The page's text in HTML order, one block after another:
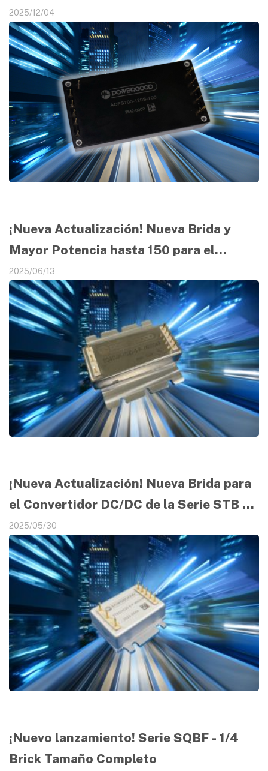
Brick
2025/12/04
¡Nueva Actualización! Nueva Brida y
Mayor Potencia hasta 150 para el
Convertidor DC/DC de Cuarto de
Ladrillo SQBS
2025/06/13
¡Nueva Actualización! Nueva Brida para
el Convertidor DC/DC de la Serie STB de
50W con formato 1/16 Brick
2025/05/30
¡Nuevo lanzamiento! Serie SQBF - 1/4
Brick Tamaño Completo